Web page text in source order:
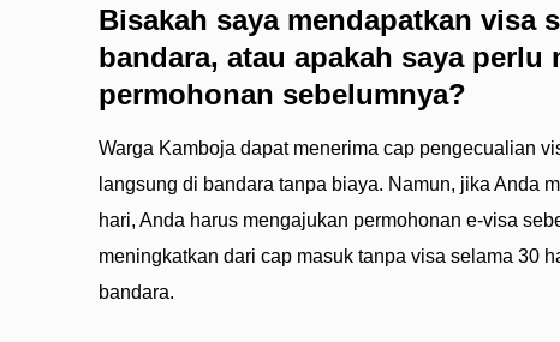
Bisakah saya mendapatkan visa
bandara, atau apakah saya perlu
permohonan sebelumnya?
Warga Kamboja dapat menerima cap pengecualian
langsung di bandara tanpa biaya. Namun, jika Anda
hari, Anda harus mengajukan permohonan e-visa
meningkatkan dari cap masuk tanpa visa selama 30
bandara.